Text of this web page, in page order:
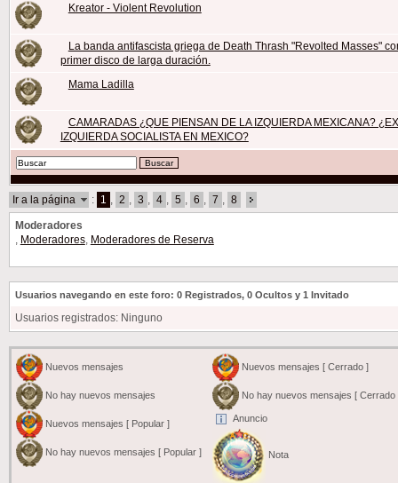
Kreator - Violent Revolution
La banda antifascista griega de Death Thrash "Revolted Masses"
primer disco de larga duración.
Mama Ladilla
CAMARADAS ¿QUE PIENSAN DE LA IZQUIERDA MEXICANA?
IZQUIERDA SOCIALISTA EN MEXICO?
Ir a la página : 1 2 3 4 5 6 7 8
Moderadores
Moderadores, Moderadores de Reserva
Usuarios navegando en este foro: 0 Registrados, 0 Ocultos y 1 Invitado
Usuarios registrados: Ninguno
Nuevos mensajes
No hay nuevos mensajes
Nuevos mensajes [ Popular ]
No hay nuevos mensajes [ Popular ]
Nuevos mensajes [ Cerrado ]
No hay nuevos mensajes [ Cerrado
Anuncio
Nota